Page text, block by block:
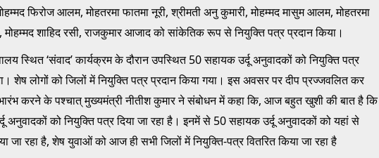
फिरोज आलम, मोहतरमा फातमा नूरी, श्रीमती अनु कुमारी, मोहम्मद मासुम आलम, मोहतरमा
शाहिद रसी, राजकुमार आजाद को सांकेतिक रूप से नियुक्ति पत्र प्रदान किया।
स्थित ‘संवाद’ कार्यक्रम के दौरान उपस्थित 50 सहायक उर्दू अनुवादकों को नियुक्ति पत्र
शेष लोगों को जिलों में नियुक्ति पत्र प्रदान किया गया। इस अवसर पर दीप प्रज्जवलित कर
करने के पश्चात् मुख्यमंत्री नीतीश कुमार ने संबोधन में कहा कि, आज बहुत खुशी की बात है कि
अनुवादकों को नियुक्ति पत्र दिया जा रहा है। इनमें से 50 सहायक उर्दू अनुवादकों को यहां से
जा रहा है, शेष युवाओं को आज ही सभी जिलों में नियुक्ति-पत्र वितरित किया जा रहा है